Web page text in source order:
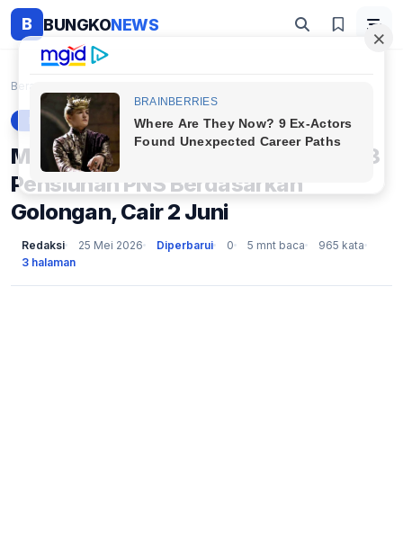
B BUNGKONEWS
Beranda
BERITA
Mulai Rp1,7 Juta! Besaran Gaji Ke-13
Pensiunan PNS Berdasarkan
Golongan, Cair 2 Juni
Redaksi 25 Mei 2026 Diperbarui 0 5 mnt baca
965 kata
3 halaman